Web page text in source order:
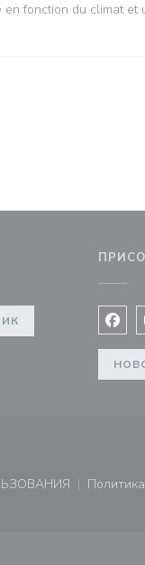
fonction du climat et
в новом окне))
в новом